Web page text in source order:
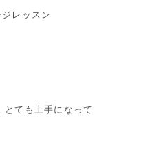
レッスン
とても上手になって